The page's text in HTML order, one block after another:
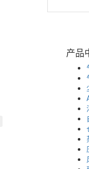
产品